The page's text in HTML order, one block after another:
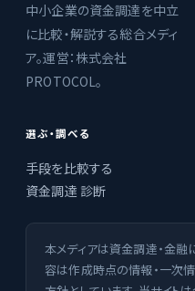
中小企業の資金調達を中立
に比較・解説する総合メディ
ア。運営：株式会社
PROTOCOL。
選ぶ・調べる
手段を比較する
資金調達 診断
本メディアは資金調達・金融
容は作成時点の情報・一次